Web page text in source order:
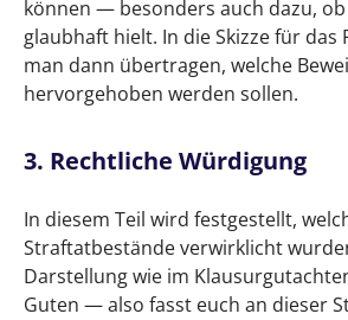
können — besonders auch dazu,
glaubhaft hielt. In die Skizze für das
man dann übertragen, welche
hervorgehoben werden sollen.
3. Rechtliche Würdigung
In diesem Teil wird festgestellt,
Straftatbestände verwirklicht
Darstellung wie im
Guten — also fasst euch an dieser